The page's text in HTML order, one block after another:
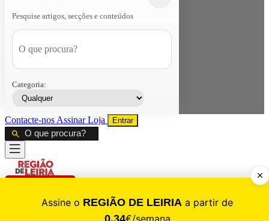
Pesquise artigos, secções e conteúdos
Categoria:
Contacte-nos AssinarLoja Entrar